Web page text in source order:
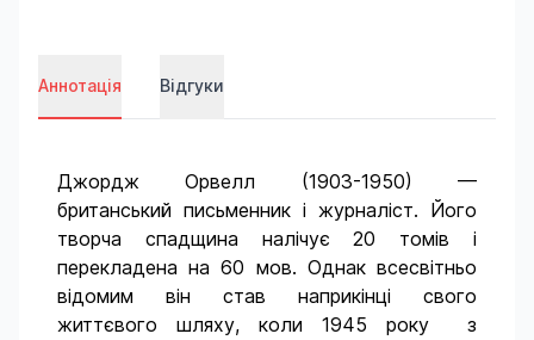
Аннотація Відгуки
Джордж Орвелл (1903-1950) —
британський письменник і журналіст. Його
творча спадщина налічує 20 томів і
перекладена на 60 мов. Однак всесвітньо
відомим він став наприкінці свого
життєвого шляху, коли 1945 року з